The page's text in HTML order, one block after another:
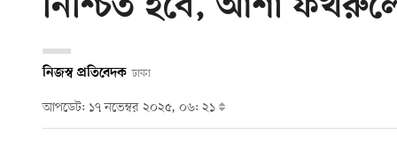
নিশ্চিত হবে, আশা
নিজস্ব প্রতিবেদক ঢাকা
আপডেট: ১৭ নভেম্বর ২০২৫, ০৬: ২১